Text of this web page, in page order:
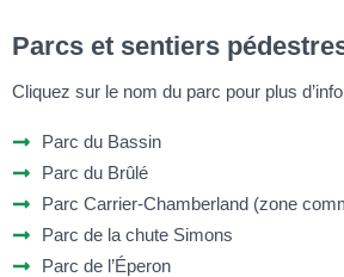
Parcs et sentiers
Cliquez sur le nom du parc pour plus
Parc du Bassin
Parc du Brûlé
Parc Carrier-Chamberland (zone
Parc de la chute Simons
Parc de l’Éperon